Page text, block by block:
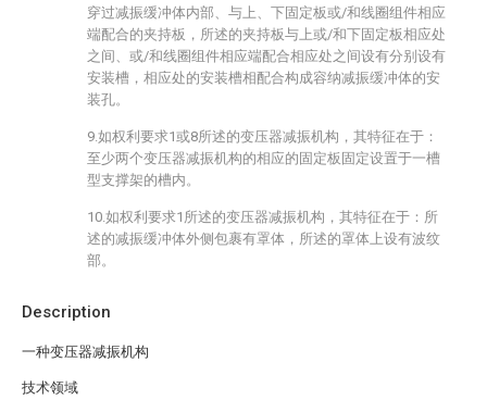
Description
一种变压器减振机构
技术领域
穿过减振缓冲体内部、与上、下固定板或/和线圈组件相应
端配合的夹持板，所述的夹持板与上或/和下固定板相应处
之间、或/和线圈组件相应端配合相应处之间设有分别设有
安装槽，相应处的安装槽相配合构成容纳减振缓冲体的安
装孔。
9.如权利要求1或8所述的变压器减振机构，其特征在于：
至少两个变压器减振机构的相应的固定板固定设置于一槽
型支撑架的槽内。
10.如权利要求1所述的变压器减振机构，其特征在于：所
述的减振缓冲体外侧包裹有罩体，所述的罩体上设有波纹
部。